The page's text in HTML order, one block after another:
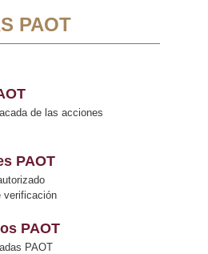
PAOT
de las acciones
PAOT
verificación
PAOT
PAOT